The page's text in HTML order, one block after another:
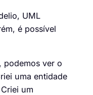
UML
é possível
podemos ver o
uma entidade
um